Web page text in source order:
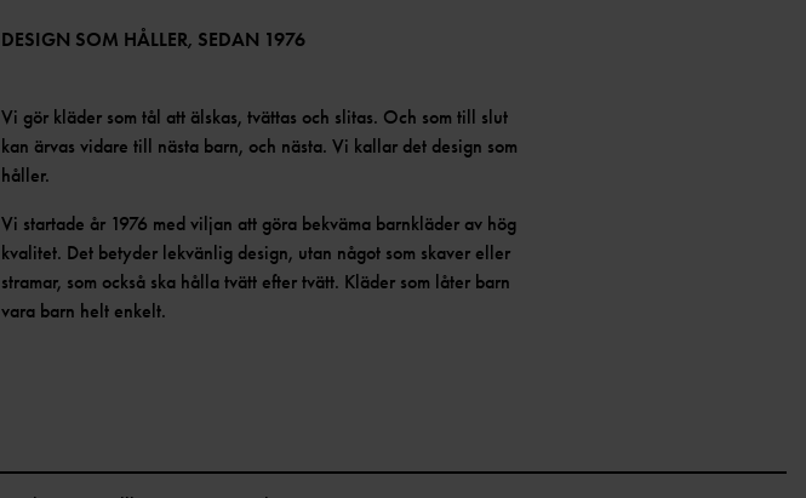
DESIGN SOM HÅLLER, SEDAN 1976
Vi gör kläder som tål att älskas, tvättas och slitas. Och som till slut
kan ärvas vidare till nästa barn, och nästa. Vi kallar det design som
håller.
Vi startade år 1976 med viljan att göra bekväma barnkläder av hög
kvalitet. Det betyder lekvänlig design, utan något som skaver eller
stramar, som också ska hålla tvätt efter tvätt. Kläder som låter barn
vara barn helt enkelt.